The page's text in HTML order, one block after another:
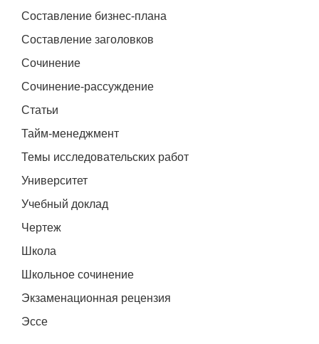
Составление бизнес-плана
Составление заголовков
Сочинение
Сочинение-рассуждение
Статьи
Тайм-менеджмент
Темы исследовательских работ
Университет
Учебный доклад
Чертеж
Школа
Школьное сочинение
Экзаменационная рецензия
Эссе